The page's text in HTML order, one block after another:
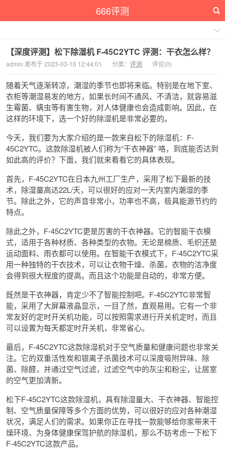
666评测
【深度评测】松下除湿机 F-45C2YTC 评测：干衣怎么样？
admin 发布于 2023-03-10 12:44:01 分类： 评测 评论(0)
随着天气逐渐转凉，潮湿的季节也即将来临。特别是在地下室、
衣柜等潮湿易发的地方，如果长时间不通风、不清洁，就容易滋
生霉菌、螨虫等有害生物，对人体健康也会造成影响。因此，在
这样的环境下，选一个好的除湿机是非常必要的。
今天，我们要为大家介绍的是一款来自松下的除湿机：F-
45C2YTC。这款除湿机被人们称为“干衣神器” 咯，到底能否达到
如此高的评价？下面，我们就来看看它的具体表现。
首先，F-45C2YTC在日本九州工厂生产，采用了松下最新的技
术，除湿量高达22L/天，可以很好的应对一天内室内潮湿的季
节。除此之外，它的声音非常小，功率也不高，极具能源节约的
特点。
除此之外，F-45C2YTC更是厉害的干衣神器。它的智能干衣模
式，适用于各种材质、各种类型的衣物。无论是棉质、毛织还是
运动面料、雨衣都可以使用。在智能干衣模式下，F-45C2YTC采
用一种独特的干衣技术，可以让衣物干燥、杀菌，衣物的洁净度
会得到很大程度的提高。而且这个功能是自动的，非常方便。
既然是干衣神器，肯定少不了智能控制吧。F-45C2YTC非常智
能，采用了大屏幕液晶显示，一目了然，直观易用。它有一个非
常友好的定时开关机功能，可以按照需求进行开关机定时，而且
可以设置为每天都定时开关机，非常省心。
最后，F-45C2YTC这款除湿机对于空气质量和健康问题也非常关
注。它的双重活性炭和银离子杀菌技术可以深度吸附异味、除
菌、除醛，并通过空气过滤，过滤空气中的灰尘和粉尘，让居室
的空气更加清新。
松下F-45C2YTC这款除湿机，具有除湿量大、干衣神器、智能控
制、空气质量保障等多个方面的优势，可以很好的应对各种潮湿
状况，满足人们的需求。如果你正在寻找一款能够给你家带来干
燥环境、为身体健康保驾护航的除湿机，那么不妨考虑一下松下
F-45C2YTC这款产品。